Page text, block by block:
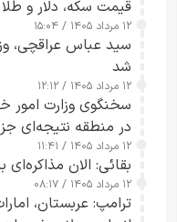
قیمت سکه، دلار و طلا ۱۲ مرداد+ جدول
۱۲ مرداد ۱۴۰۵ / ۱۵:۰۴
سید عباس عراقچی،
شد
۱۲ مرداد ۱۴۰۵ / ۱۲:۱۲
سخنگوی وزارت امور
در منطقه نتیجه‌ای جز
۱۲ مرداد ۱۴۰۵ / ۱۱:۴۱
بقائی: الان مذاکره‌ای
۱۲ مرداد ۱۴۰۵ / ۰۸:۱۷
ترامپ: عربستان،